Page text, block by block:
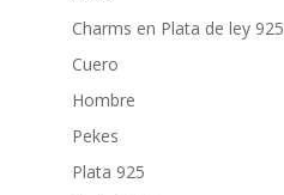
Charms en Plata de ley 925
Cuero
Hombre
Pekes
Plata 925